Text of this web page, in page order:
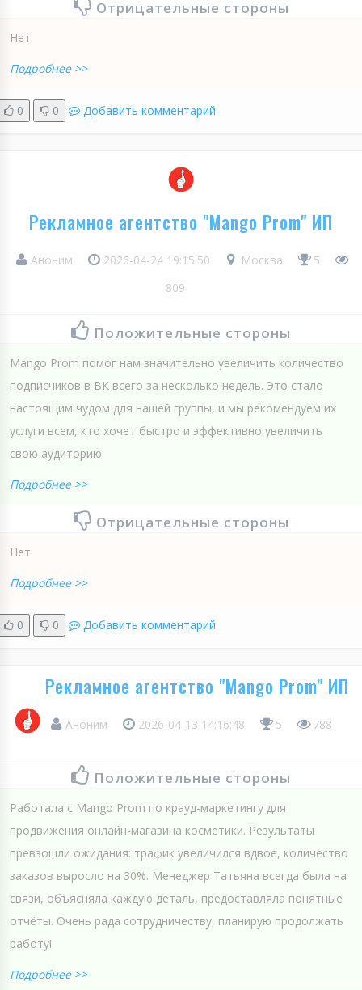
Отрицательные стороны
Нет.
Подробнее >>
0 0 Добавить комментарий
Рекламное агентство "Mango Prom" ИП
Аноним 2026-04-24 19:15:50 Москва
5
809
Положительные стороны
Mango Prom помог нам значительно увеличить количество
подписчиков в ВК всего за несколько недель. Это стало
настоящим чудом для нашей группы, и мы рекомендуем их
услуги всем, кто хочет быстро и эффективно увеличить
свою аудиторию.
Подробнее >>
Отрицательные стороны
Нет
Подробнее >>
0 0 Добавить комментарий
Рекламное агентство "Mango Prom" ИП
Аноним 2026-04-13 14:16:48 5 788
Положительные стороны
Работала с Mango Prom по крауд-маркетингу для
продвижения онлайн-магазина косметики. Результаты
превзошли ожидания: трафик увеличился вдвое, количество
заказов выросло на 30%. Менеджер Татьяна всегда была на
связи, объясняла каждую деталь, предоставляла понятные
отчёты. Очень рада сотрудничеству, планирую продолжать
работу!
Подробнее >>